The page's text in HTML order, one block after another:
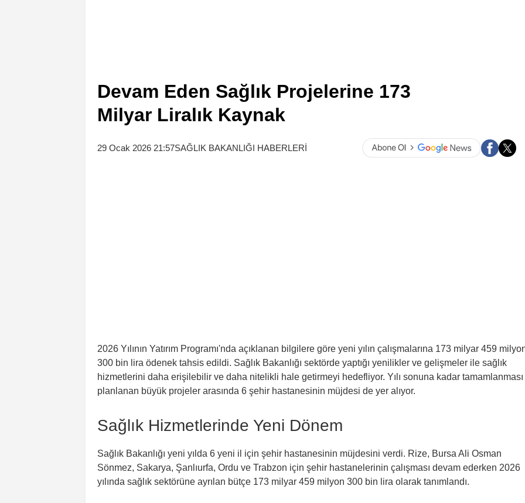
Devam Eden Sağlık Projelerine 173
Milyar Liralık Kaynak
29 Ocak 2026 21:57SAĞLIK BAKANLIĞI HABERLERİ
2026 Yılının Yatırım Programı'nda açıklanan bilgilere göre yeni yılın çalışmalarına 173 milyar 459
300 bin lira ödenek tahsis edildi. Sağlık Bakanlığı sektörde yaptığı yenilikler ve gelişmeler ile sağlık
hizmetlerini daha erişilebilir ve daha nitelikli hale getirmeyi hedefliyor. Yılı sonuna kadar tamamlanması
planlanan büyük projeler arasında 6 şehir hastanesinin müjdesi de yer alıyor.
Sağlık Hizmetlerinde Yeni Dönem
Sağlık Bakanlığı yeni yılda 6 yeni il için şehir hastanesinin müjdesini verdi. Rize, Bursa Ali Osman
Sönmez, Sakarya, Şanlıurfa, Ordu ve Trabzon için şehir hastanelerinin çalışması devam ederken 2026
yılında sağlık sektörüne ayrılan bütçe 173 milyar 459 milyon 300 bin lira olarak tanımlandı.